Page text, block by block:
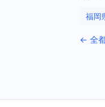
福岡
← 全